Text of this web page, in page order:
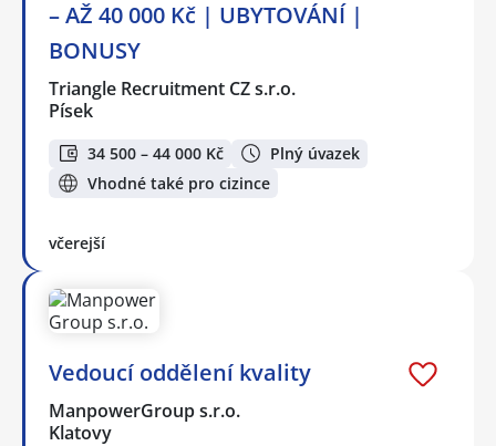
– AŽ 40 000 Kč | UBYTOVÁNÍ |
BONUSY
Triangle Recruitment CZ s.r.o.
Písek
34 500 – 44 000 Kč
Plný úvazek
Vhodné také pro cizince
včerejší
Vedoucí oddělení kvality
ManpowerGroup s.r.o.
Klatovy